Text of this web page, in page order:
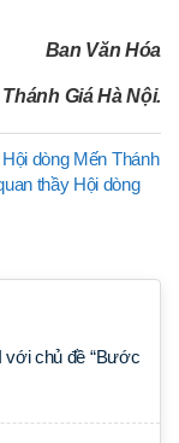
Ban Văn Hóa
Giá Hà Nội.
Hội dòng Mến Thánh
thầy Hội dòng
với chủ đề “Bước